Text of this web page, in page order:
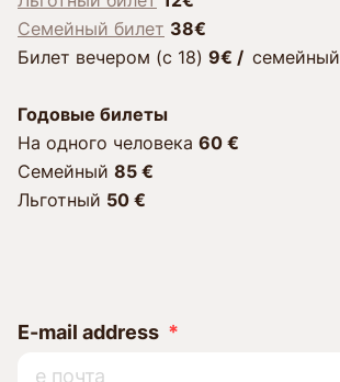
Семейный билет 38€
Билет вечером (c 18) 9€ / cемейный
Годовые билеты
Hа одного человека 60 €
Семейный 85 €
Льготный 50 €
E-mail address